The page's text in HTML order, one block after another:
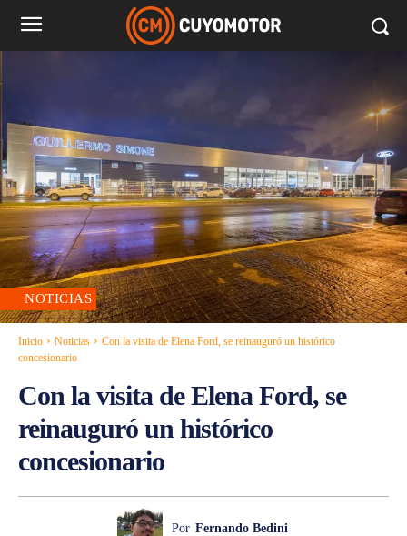
NOTICIAS
Inicio Noticias
Con la visita de Elena Ford, se reinauguró un histórico
concesionario
Con la visita de Elena Ford, se
reinauguró un histórico
concesionario
Por Fernando Bedini